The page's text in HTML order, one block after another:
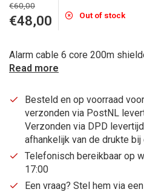
€60,00
€48,00 Out of stock
Alarm cable 6 core 200m
Read more
Besteld en op voorraad
verzonden via PostNL
Verzonden via DPD
afhankelijk van de drukte
Telefonisch bereikbaar op
17:00
Een vraag? Stel hem via